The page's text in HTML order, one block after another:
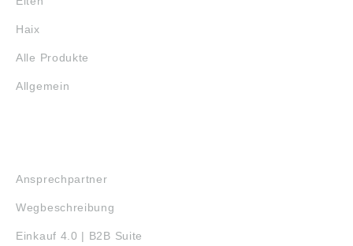
Haix
Alle Produkte
Allgemein
Ansprechpartner
Wegbeschreibung
Einkauf 4.0 | B2B Suite